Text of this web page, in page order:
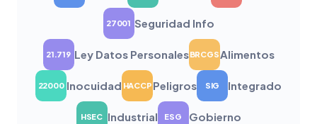
27001 Seguridad Info
21.719 Ley Datos PersonalesBRCGS Alimentos
22000 Inocuidad HACCP Peligros SIG Integrado
HSEC Industrial ESG Gobierno